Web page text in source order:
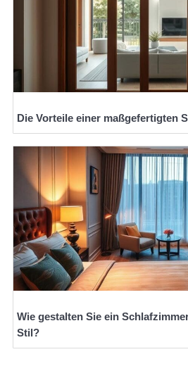
Die Vorteile einer maßgefertigten
Wie gestalten Sie ein
Stil?